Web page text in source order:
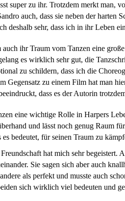
super zu ihr. Trotzdem merkt man,
auch, dass sie neben der harten
deshalb sehr, dass ich in ihr Leben
ihr Traum vom Tanzen eine
es wirklich sehr gut, die
zu schildern, dass ich die
Gegensatz zu einem Film hat man
dass es der Autorin
eine wichtige Rolle in Harpers
und lässt noch genug Raum
bedeutet, für seinen Traum zu
hat mich sehr
Sie sagen sich aber auch
als perfekt und musste auch
sich wirklich viel bedeuten und